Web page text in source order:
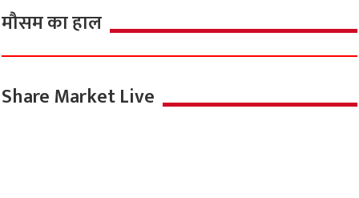
मौसम का हाल
Share Market Live